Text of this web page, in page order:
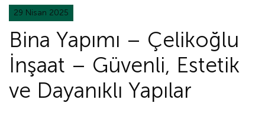
29 Nisan 2025
Bina Yapımı – Çelikoğlu
İnşaat – Güvenli, Estetik
ve Dayanıklı Yapılar